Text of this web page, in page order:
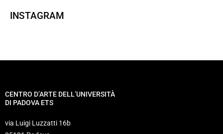
INSTAGRAM
CENTRO D’ARTE DELL’UNIVERSITÀ
DI PADOVA ETS
via Luigi Luzzatti 16b